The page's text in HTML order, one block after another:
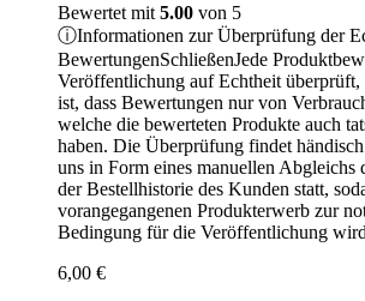
Bewertet mit 5.00 von 5
ⓘInformationen zur Überprüfung der
BewertungenSchließenJede
Veröffentlichung auf Echtheit überprüft,
ist, dass Bewertungen nur von
welche die bewerteten Produkte auch
haben. Die Überprüfung findet
uns in Form eines manuellen Abgleichs
der Bestellhistorie des Kunden statt,
vorangegangenen Produkterwerb zur
Bedingung für die Veröffentlichung
6,00 €